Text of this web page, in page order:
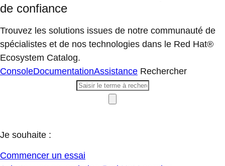
de confiance
Trouvez les solutions issues de notre communauté de
spécialistes et de nos technologies dans le Red Hat®
Ecosystem Catalog.
ConsoleDocumentationAssistance Rechercher
Je souhaite :
Commencer un essai